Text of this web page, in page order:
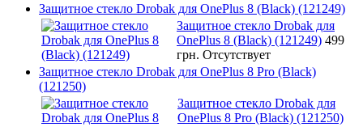
Защитное стекло Drobak для OnePlus 8 (Black) (121249)
Защитное стекло Drobak для
OnePlus 8 (Black) (121249) 499
грн. Отсутствует
Защитное стекло Drobak для OnePlus 8 Pro (Black)
(121250)
Защитное стекло Drobak для
OnePlus 8 Pro (Black) (121250)